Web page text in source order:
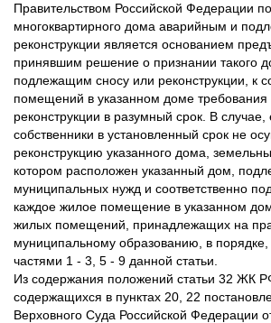
Правительством Российской Федерации
многоквартирного дома аварийным и
реконструкции является основанием
принявшим решение о признании такого
подлежащим сносу или реконструкции, к
помещений в указанном доме требования
реконструкции в разумный срок. В
собственники в установленный срок не
реконструкцию указанного дома,
котором расположен указанный дом,
муниципальных нужд и соответственно
каждое жилое помещение в указанном
жилых помещений, принадлежащих на
муниципальному образованию, в
частями 1 - 3, 5 - 9 данной статьи.
Из содержания положений статьи 32 ЖК
содержащихся в пунктах 20, 22
Верховного Суда Российской Федерации